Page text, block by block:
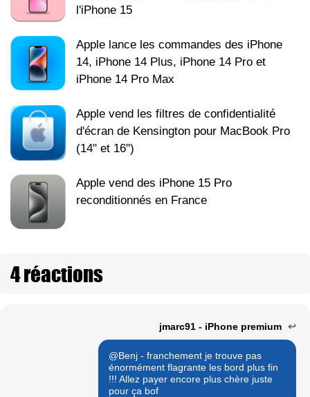
l'iPhone 15
Apple lance les commandes des iPhone
14, iPhone 14 Plus, iPhone 14 Pro et
iPhone 14 Pro Max
Apple vend les filtres de confidentialité
d'écran de Kensington pour MacBook Pro
(14" et 16")
Apple vend des iPhone 15 Pro
reconditionnés en France
4 réactions
jmarc91 - iPhone premium ↩
@Benj - franchement je trouve pas
énormément flagrante les bord plus fin
!!! Allez payer encore plus chère juste
pour ça bof